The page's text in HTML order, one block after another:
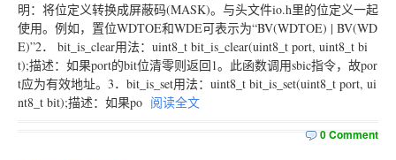
明：将位定义转换成屏蔽码(MASK)。与头文件io.h里的位定义一起
使用。例如，置位WDTOE和WDE可表示为“BV(WDTOE) | BV(WD
E)”2． bit_is_clear用法：uint8_t bit_is_clear(uint8_t port, uint8_t bi
t);描述：如果port的bit位清零则返回1。此函数调用sbic指令，故por
t应为有效地址。3．bit_is_set用法：uint8_t bit_is_set(uint8_t port, ui
nt8_t bit);描述：如果po 阅读全文
0 Comment